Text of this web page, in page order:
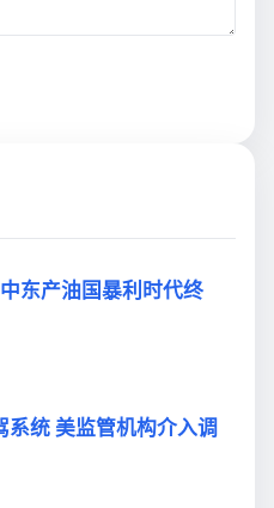
东产油国暴利时代终
统 美监管机构介入调